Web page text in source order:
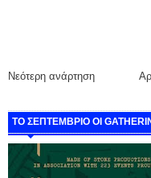
Νεότερη ανάρτηση
ΤΟ ΣΕΠΤΕΜΒΡΙΟ ΟΙ